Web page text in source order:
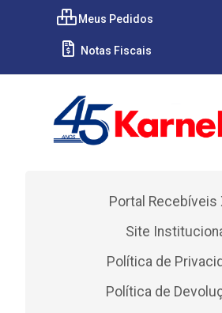
Meus Pedidos
Notas Fiscais
Portal Recebíveis
Site
Política de
Política de